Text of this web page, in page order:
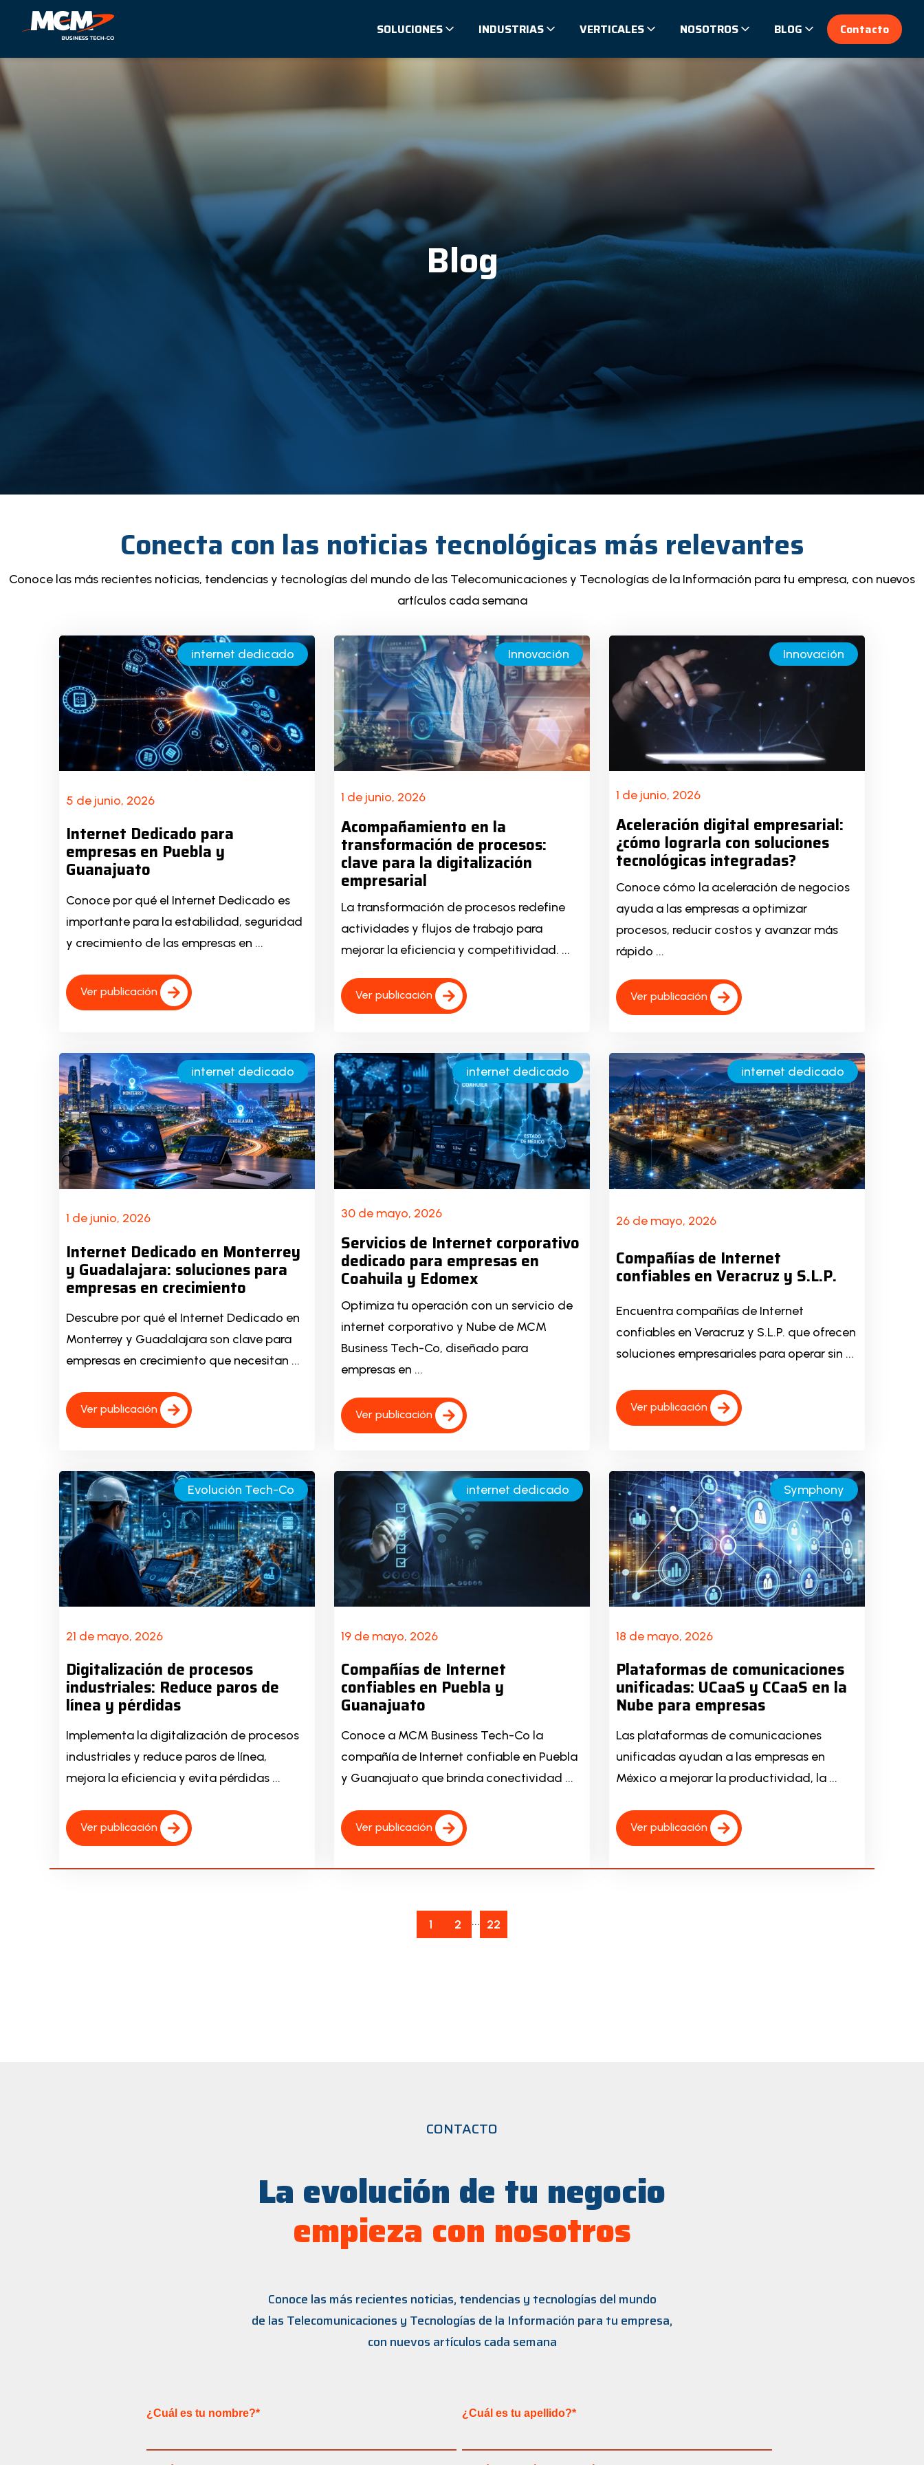
SOLUCIONES INDUSTRIAS VERTICALES NOSOTROS BLOG Contacto
Blog
Conecta con las noticias tecnológicas más relevantes
Conoce las más recientes noticias, tendencias y tecnologías del mundo de las Telecomunicaciones y Tecnologías de la Información para tu empresa, con nuevos
artículos cada semana
internet dedicado
5 de junio, 2026
Internet Dedicado para
empresas en Puebla y
Guanajuato
Conoce por qué el Internet Dedicado es
importante para la estabilidad, seguridad
y crecimiento de las empresas en ...
Ver publicación
Innovación
1 de junio, 2026
Acompañamiento en la
transformación de procesos:
clave para la digitalización
empresarial
La transformación de procesos redefine
actividades y flujos de trabajo para
mejorar la eficiencia y competitividad. ...
Ver publicación
Innovación
1 de junio, 2026
Aceleración digital empresarial:
¿cómo lograrla con soluciones
tecnológicas integradas?
Conoce cómo la aceleración de negocios
ayuda a las empresas a optimizar
procesos, reducir costos y avanzar más
rápido ...
Ver publicación
internet dedicado
1 de junio, 2026
Internet Dedicado en Monterrey
y Guadalajara: soluciones para
empresas en crecimiento
Descubre por qué el Internet Dedicado en
Monterrey y Guadalajara son clave para
empresas en crecimiento que necesitan ...
Ver publicación
internet dedicado
30 de mayo, 2026
Servicios de Internet corporativo
dedicado para empresas en
Coahuila y Edomex
Optimiza tu operación con un servicio de
internet corporativo y Nube de MCM
Business Tech-Co, diseñado para
empresas en ...
Ver publicación
internet dedicado
26 de mayo, 2026
Compañías de Internet
confiables en Veracruz y S.L.P.
Encuentra compañías de Internet
confiables en Veracruz y S.L.P. que ofrecen
soluciones empresariales para operar sin ...
Ver publicación
Evolución Tech-Co
21 de mayo, 2026
Digitalización de procesos
industriales: Reduce paros de
línea y pérdidas
Implementa la digitalización de procesos
industriales y reduce paros de línea,
mejora la eficiencia y evita pérdidas ...
Ver publicación
internet dedicado
19 de mayo, 2026
Compañías de Internet
confiables en Puebla y
Guanajuato
Conoce a MCM Business Tech-Co la
compañía de Internet confiable en Puebla
y Guanajuato que brinda conectividad ...
Ver publicación
Symphony
18 de mayo, 2026
Plataformas de comunicaciones
unificadas: UCaaS y CCaaS en la
Nube para empresas
Las plataformas de comunicaciones
unificadas ayudan a las empresas en
México a mejorar la productividad, la ...
Ver publicación
1 2 ... 22
CONTACTO
La evolución de tu negocio
empieza con nosotros
Conoce las más recientes noticias, tendencias y tecnologías del mundo
de las Telecomunicaciones y Tecnologías de la Información para tu empresa,
con nuevos artículos cada semana